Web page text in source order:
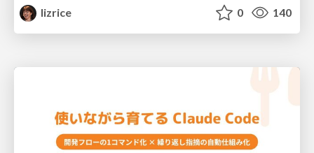
lizrice
0 140